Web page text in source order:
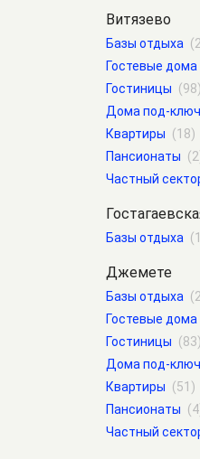
Витязево
Базы отдыха
Гостевые дома
Гостиницы (98)
Дома под-ключ
Квартиры (18)
Пансионаты
Частный
Базы отдыха
Джемете
Базы отдыха
Гостевые дома
Гостиницы (83)
Дома под-ключ
Квартиры (51)
Пансионаты
Частный